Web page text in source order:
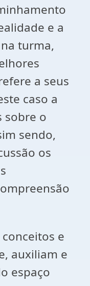
e a
turma,
a seus
caso a
sobre o
sendo,
os
e
auxiliam e
espaço